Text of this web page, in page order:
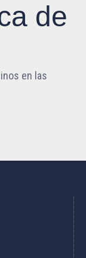
de
en las